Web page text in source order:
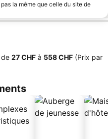
la même que celle du site de
de ‎27 CHF à ‎558 CHF (Prix par